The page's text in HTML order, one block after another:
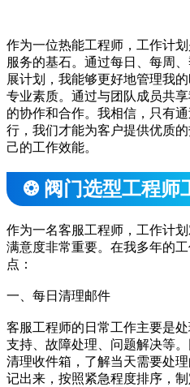
作为一位热能工程师，工作计
服务的基石。通过每日、每周
展计划，我能够更好地管理我
专业素质。通过与团队成员共
的协作和合作。我相信，只有
行，我们才能为客户提供优质
己的工作效能。
❂ 阀门选型工程师
作为一名客服工程师，工作计
满意度非常重要。在我多年的
点：
一、每日清理邮件
客服工程师的日常工作主要是
支持、故障处理、问题解决等
清理收件箱，了解当天需要处
记出来，按照紧急程度排序，制